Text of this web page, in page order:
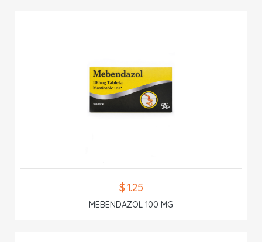
$ 1.25
MEBENDAZOL 100 MG